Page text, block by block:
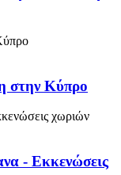
στην Κύπρο
- Εκκενώσεις